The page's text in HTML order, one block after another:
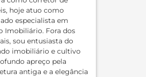
hoje atuo como
especialista em
Imobiliário. Fora dos
sou entusiasta do
imobiliário e cultivo
apreço pela
antiga e a elegância